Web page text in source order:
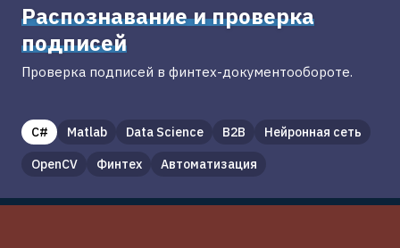
Распознавание и проверка
подписей
Проверка подписей в финтех-документообороте.
C# Matlab Data Science B2B
Нейронная сеть
OpenCV
Финтех Автоматизация